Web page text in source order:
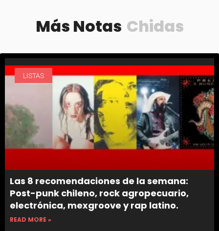
Más Notas Chidas
LISTAS
Las 8 recomendaciones de la semana:
Post-punk chileno, rock agropecuario,
electrónica, mexgroove y rap latino.
READ MORE »